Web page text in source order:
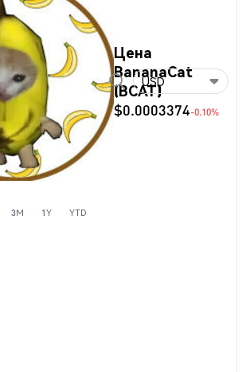
Цена
BananaCat
(BCAT)
$0.0003374-0.10%
USD
3M 1Y YTD